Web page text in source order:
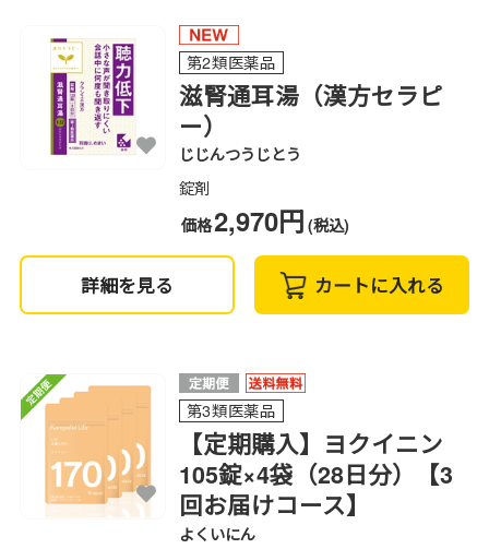
第2類医薬品
滋腎通耳湯（漢方セラピ
ー）
じじんつうじとう
錠剤
価格2,970円 (税込)
詳細を見る カートに入れる
第3類医薬品
【定期購入】ヨクイニン
105錠×4袋（28日分）【3
回お届けコース】
よくいにん